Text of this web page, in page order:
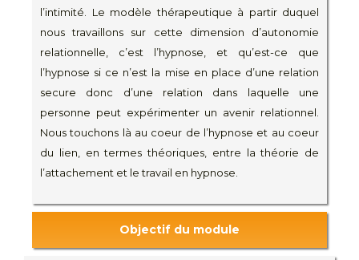
l’intimité. Le modèle thérapeutique à partir duquel
nous travaillons sur cette dimension d’autonomie
relationnelle, c’est l’hypnose, et qu’est-ce que
l’hypnose si ce n’est la mise en place d’une relation
secure donc d’une relation dans laquelle une
personne peut expérimenter un avenir relationnel.
Nous touchons là au coeur de l’hypnose et au coeur
du lien, en termes théoriques, entre la théorie de
l’attachement et le travail en hypnose.
Objectif du module